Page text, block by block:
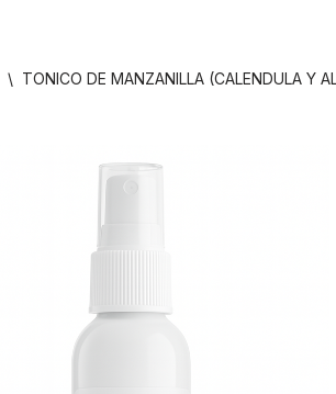
\ TONICO DE MANZANILLA (CALENDULA Y